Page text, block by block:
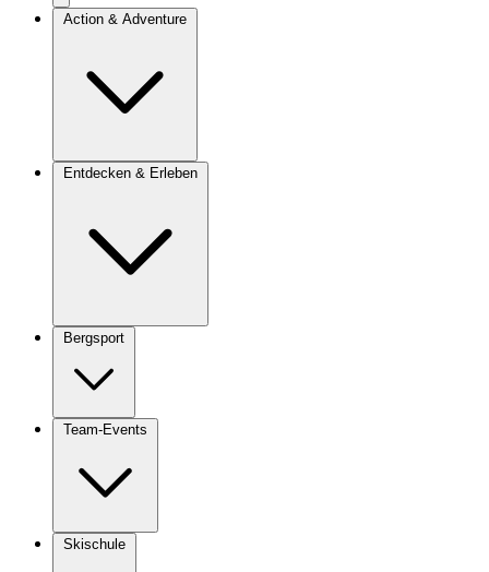
Action & Adventure
Entdecken & Erleben
Bergsport
Team-Events
Skischule